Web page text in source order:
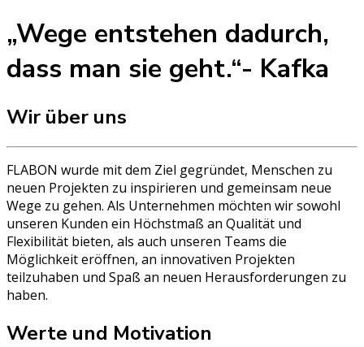
„Wege entstehen dadurch,
dass man sie geht.“- Kafka
Wir über uns
FLABON wurde mit dem Ziel gegründet, Menschen zu
neuen Projekten zu inspirieren und gemeinsam neue
Wege zu gehen. Als Unternehmen möchten wir sowohl
unseren Kunden ein Höchstmaß an Qualität und
Flexibilität bieten, als auch unseren Teams die
Möglichkeit eröffnen, an innovativen Projekten
teilzuhaben und Spaß an neuen Herausforderungen zu
haben.
Werte und Motivation